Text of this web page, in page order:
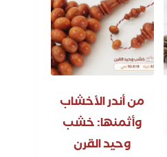
من أندر الأخشاب
وأثمنها: خشب
وحيد القرن